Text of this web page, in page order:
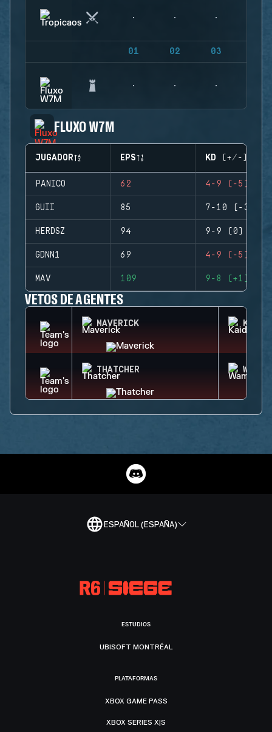
01 02 03
FLUXO W7M
JUGADOR EPS KD (+/-)
PANICO 62 4-9 (-5)
GUII 85 7-10 (-3)
HERDSZ 94 9-9 (0)
GDNN1 69 4-9 (-5)
MAV 109 9-8 (+1)
VETOS DE AGENTES
MAVERICK KAID
THATCHER WAMAI
ESPAÑOL (ESPAÑA)
ESTUDIOS
UBISOFT MONTRÉAL
PLATAFORMAS
XBOX GAME PASS
XBOX SERIES X|S